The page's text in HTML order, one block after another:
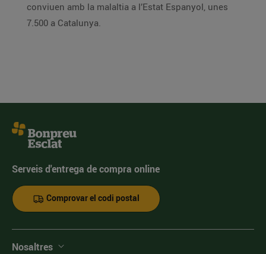
conviuen amb la malaltia a l’Estat Espanyol, unes
7.500 a Catalunya.
Serveis d'entrega de compra online
Comprovar el codi postal
Nosaltres